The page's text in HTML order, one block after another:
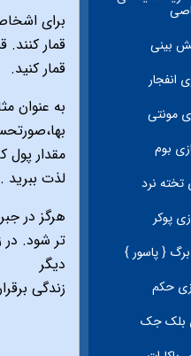
بينی
انفجار
مونتی
بوم
نرد
پوکر
حکم
بلک جک
براى
قمار
قمار كنيد.
به عنوان
مقدار پول
لذت ببريد .
هرگز در
تر شود. در
ديگر
زندگى